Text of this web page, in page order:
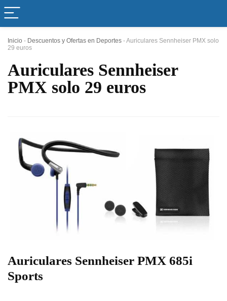
Inicio - Descuentos y Ofertas en Deportes -Auriculares Sennheiser PMX solo
29 euros
Auriculares Sennheiser
PMX solo 29 euros
Auriculares Sennheiser PMX 685i
Sports